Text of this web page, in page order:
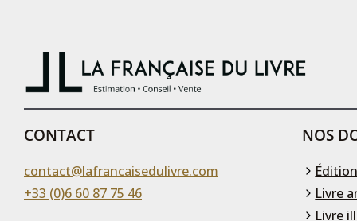
CONTACT
contact@lafrancaisedulivre.com
+33 (0)6 60 87 75 46
NOS
Livre
Livre